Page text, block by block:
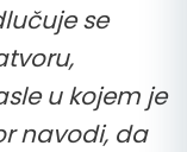
se
u kojem je
navodi, da